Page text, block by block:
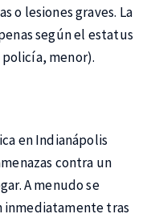
o lesiones graves. La
según el estatus
menor).
en Indianápolis
contra un
A menudo se
tras